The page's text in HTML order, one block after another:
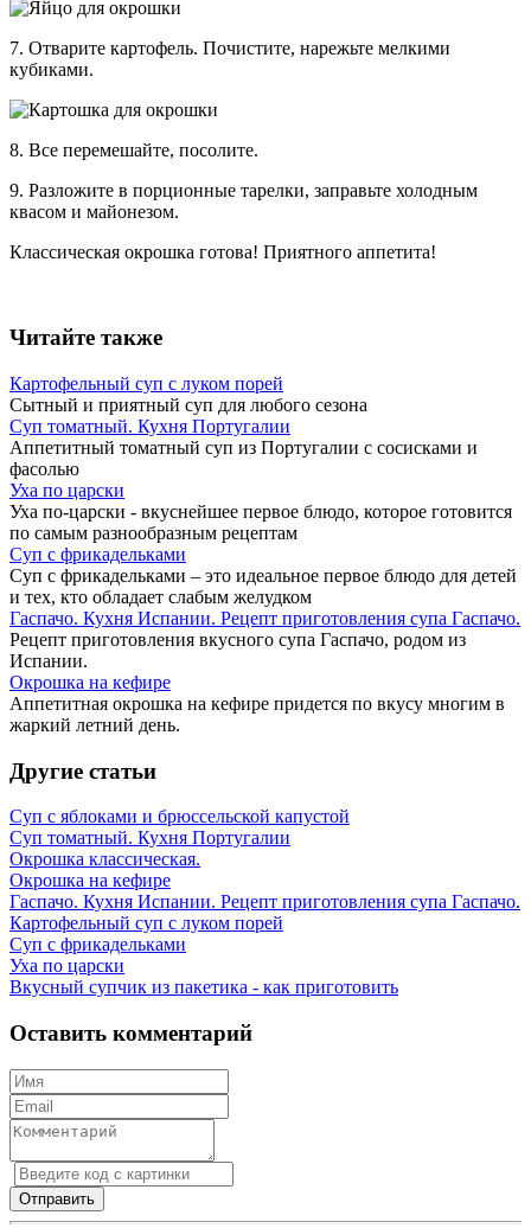
7. Отварите картофель. Почистите, нарежьте мелкими
кубиками.
8. Все перемешайте, посолите.
9. Разложите в порционные тарелки, заправьте холодным
квасом и майонезом.
Классическая окрошка готова! Приятного аппетита!
Читайте также
Картофельный суп с луком порей
Сытный и приятный суп для любого сезона
Суп томатный. Кухня Португалии
Аппетитный томатный суп из Португалии с сосисками и
фасолью
Уха по царски
Уха по-царски - вкуснейшее первое блюдо, которое готовится
по самым разнообразным рецептам
Суп с фрикадельками
Суп с фрикадельками – это идеальное первое блюдо для детей
и тех, кто обладает слабым желудком
Гаспачо. Кухня Испании. Рецепт приготовления супа Гаспачо.
Рецепт приготовления вкусного супа Гаспачо, родом из
Испании.
Окрошка на кефире
Аппетитная окрошка на кефире придется по вкусу многим в
жаркий летний день.
Другие статьи
Суп с яблоками и брюссельской капустой
Суп томатный. Кухня Португалии
Окрошка классическая.
Окрошка на кефире
Гаспачо. Кухня Испании. Рецепт приготовления супа Гаспачо.
Картофельный суп с луком порей
Суп с фрикадельками
Уха по царски
Вкусный супчик из пакетика - как приготовить
Оставить комментарий